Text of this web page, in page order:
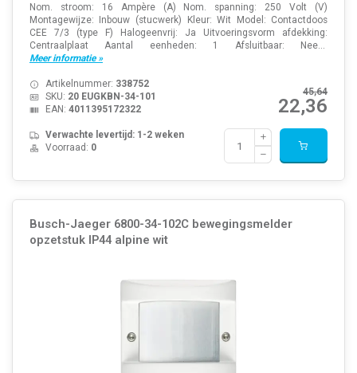
Nom. stroom: 16 Ampère (A) Nom. spanning: 250 Volt (V)
Montagewijze: Inbouw (stucwerk) Kleur: Wit Model: Contactdoos
CEE 7/3 (type F) Halogeenvrij: Ja Uitvoeringsvorm afdekking:
Centraalplaat Aantal eenheden: 1 Afsluitbaar: Nee...
Meer informatie »
45,64
22,36
Artikelnummer: 338752
SKU: 20 EUGKBN-34-101
EAN: 4011395172322
Verwachte levertijd: 1-2 weken
Voorraad: 0
Busch-Jaeger 6800-34-102C bewegingsmelder
opzetstuk IP44 alpine wit